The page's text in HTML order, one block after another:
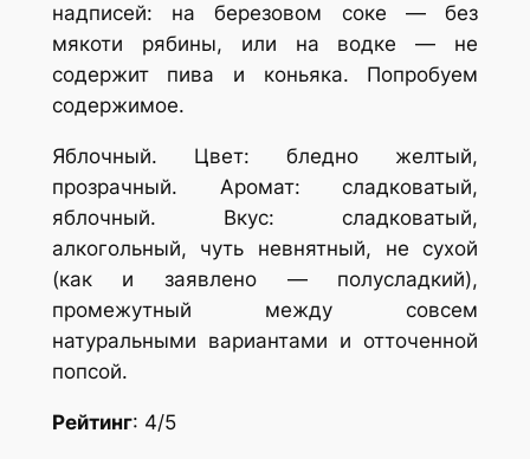
надписей: на березовом соке — без
мякоти рябины, или на водке — не
содержит пива и коньяка. Попробуем
содержимое.
Яблочный. Цвет: бледно желтый,
прозрачный. Аромат: сладковатый,
яблочный. Вкус: сладковатый,
алкогольный, чуть невнятный, не сухой
(как и заявлено — полусладкий),
промежутный между совсем
натуральными вариантами и отточенной
попсой.
Рейтинг: 4/5